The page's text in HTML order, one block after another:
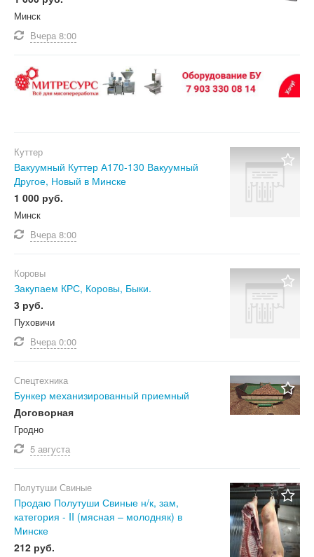
Минск
Вчера 8:00
Куттер
Вакуумный Куттер А170-130 Вакуумный
Другое, Новый в Минске
1 000 руб.
Минск
Вчера 8:00
Коровы
Закупаем КРС, Коровы, Быки.
3 руб.
Пуховичи
Вчера 0:00
Спецтехника
Бункер механизированный приемный
Договорная
Гродно
5 августа
Полутуши Свиные
Продаю Полутуши Свиные н/к, зам,
категория - II (мясная – молодняк) в
Минске
212 руб.